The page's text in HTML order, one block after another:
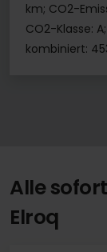
km; CO2-
CO2-Klasse:
kombiniert:
Alle
Elroq